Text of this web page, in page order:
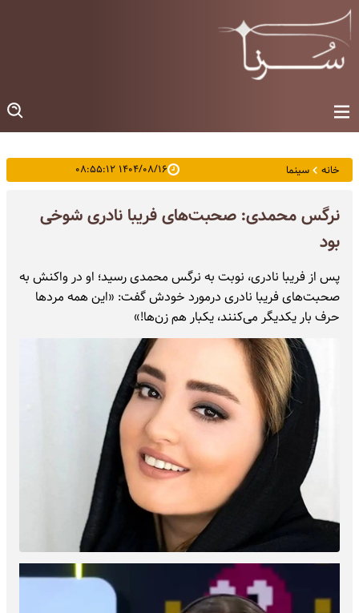
خانه سینما ۱۴۰۴/۰۸/۱۶ ۰۸:۵۵:۱۲
نرگس محمدی: صحبت‌های فریبا نادری شوخی
بود
پس از فریبا نادری، نوبت به نرگس محمدی رسید؛ او در واکنش به
صحبت‌های فریبا نادری درمورد خودش گفت: «این همه مردها
حرف بار یکدیگر می‌کنند، یکبار هم زن‌ها!»